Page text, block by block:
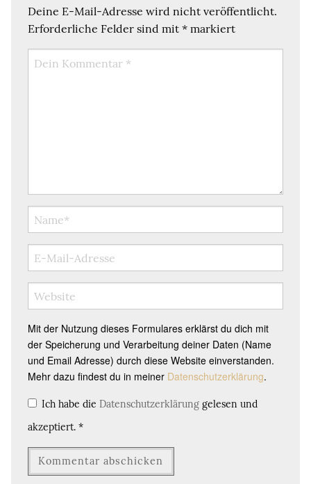
Deine E-Mail-Adresse wird nicht veröffentlicht.
Erforderliche Felder sind mit * markiert
Mit der Nutzung dieses Formulares erklärst du dich mit
der Speicherung und Verarbeitung deiner Daten (Name
und Email Adresse) durch diese Website einverstanden.
Mehr dazu findest du in meiner Datenschutzerklärung.
Ich habe die Datenschutzerklärung gelesen und
akzeptiert. *